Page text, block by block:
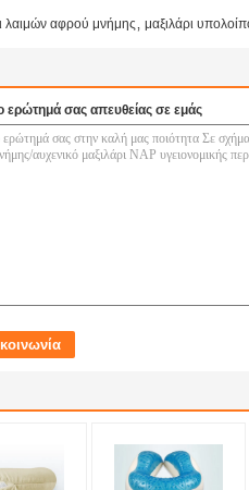
λαιμών αφρού μνήμης μαξιλάρι
ερώτημά σας απευθείας σε εμάς